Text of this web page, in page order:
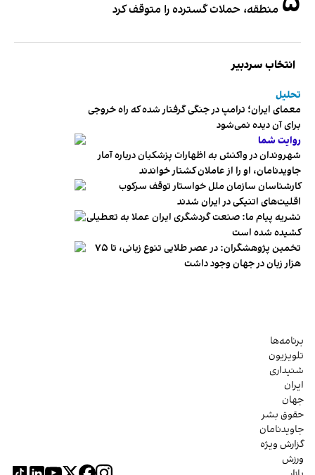
منطقه، حملات گسترده را متوقف کرد
انتخاب سردبیر
تحلیل
معمای ایران؛ ترامپ در جنگی گرفتار شده که راه خروجی
برای آن دیده نمی‌شود
روایت شما
شهروندان در واکنش به اظهارات پزشکیان درباره آمار
جاویدنامان، او را از عاملان کشتار خواندند
کارشناسان سازمان ملل خواستار توقف سرکوب
اقلیت‌های اتنیکی در ایران شدند
نشریه پیام ما: صنعت گردشگری ایران عملا به تعطیلی
کشیده شده است
تخمین پژوهشگران: در عصر طلایی تنوع زبانی، تا ۷۵
هزار زبان در جهان وجود داشت
برنامه‌ها
تلویزیون
شنیداری
ایران
جهان
حقوق بشر
جاویدنامان
گزارش ویژه
ورزش